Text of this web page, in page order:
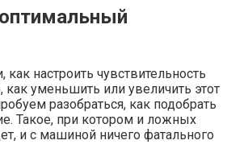
настроить чувствительность
как уменьшить или увеличить этот
разобраться, как подобрать
Такое, при котором и ложных
и с машиной ничего фатального